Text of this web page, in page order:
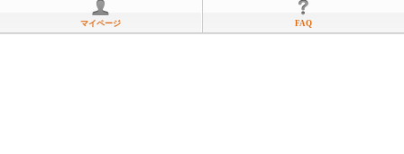
マイページ FAQ